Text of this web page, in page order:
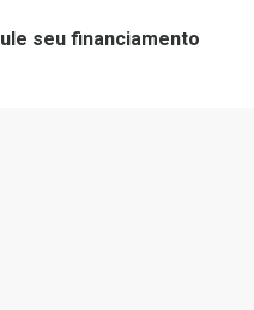
seu financiamento